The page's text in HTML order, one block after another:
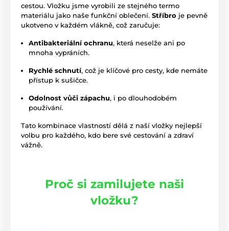
cestou. Vložku jsme vyrobili ze stejného termo
materiálu jako naše funkční oblečení. Stříbro je pevně
ukotveno v každém vlákně, což zaručuje:
Antibakteriální ochranu, která neselže ani po
mnoha vypráních.
Rychlé schnutí, což je klíčové pro cesty, kde nemáte
přístup k sušičce.
Odolnost vůči zápachu, i po dlouhodobém
používání.
Tato kombinace vlastností dělá z naší vložky nejlepší
volbu pro každého, kdo bere své cestování a zdraví
vážně.
Proč si zamilujete naši
vložku?